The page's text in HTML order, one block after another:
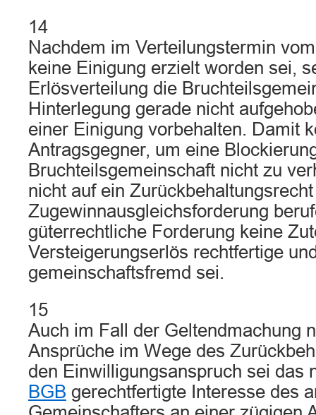
14
Nachdem im Verteilungstermin
keine Einigung erzielt worden sei,
Erlösverteilung die
Hinterlegung gerade nicht
einer Einigung vorbehalten. Damit
Antragsgegner, um eine
Bruchteilsgemeinschaft nicht zu
nicht auf ein
Zugewinnausgleichsforderung
güterrechtliche Forderung keine
Versteigerungserlös rechtfertige
gemeinschaftsfremd sei.
15
Auch im Fall der Geltendmachung
Ansprüche im Wege des
den Einwilligungsanspruch sei das
BGB gerechtfertigte Interesse des